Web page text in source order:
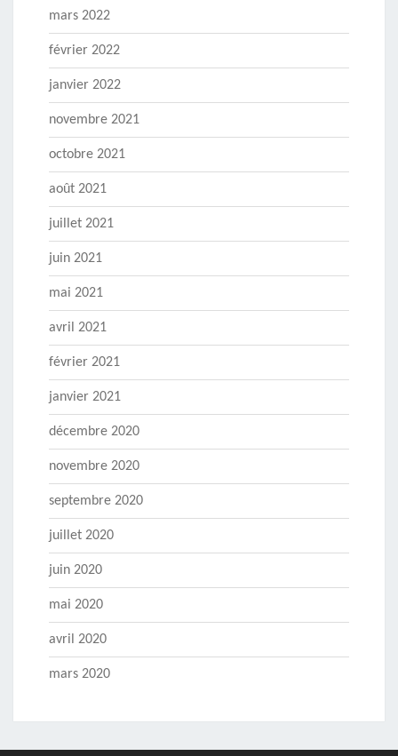
mars 2022
février 2022
janvier 2022
novembre 2021
octobre 2021
août 2021
juillet 2021
juin 2021
mai 2021
avril 2021
février 2021
janvier 2021
décembre 2020
novembre 2020
septembre 2020
juillet 2020
juin 2020
mai 2020
avril 2020
mars 2020